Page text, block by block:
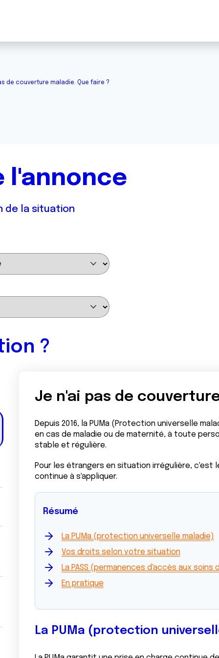
de couverture maladie. Que faire ?
l'annonce
de la situation
?
Je n'ai pas de
Depuis 2016, la PUMa (Protection universelle
en cas de maladie ou de maternité, à toute
stable et régulière.
Pour les étrangers en situation irrégulière, c'est
continue à s'appliquer.
Résumé
La PUMa (protection universelle maladie)
Vos droits selon votre situation
La PASS (permanences d'accès aux soins
En pratique
La PUMa (protection